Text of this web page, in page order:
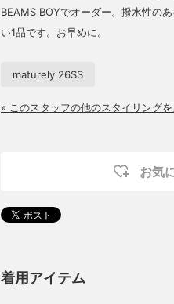
BEAMS BOYでオーダー。撥水性の
い1品です。お早めに。
maturely 26SS
» このスタッフの他のスタイリング
お気
着用アイテム